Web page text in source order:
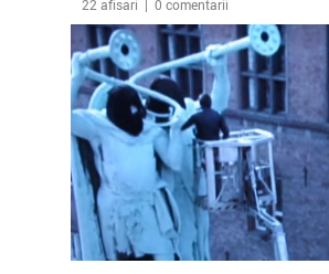
22 afisari | 0 comentarii